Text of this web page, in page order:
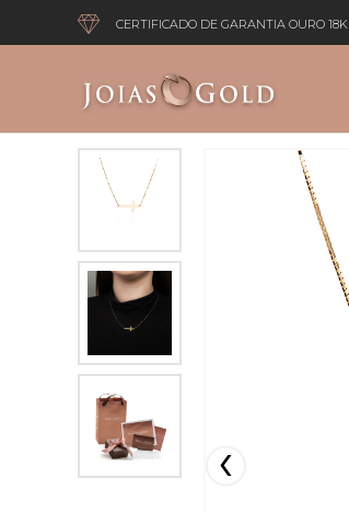
CERTIFICADO DE GARANTIA OURO 18K